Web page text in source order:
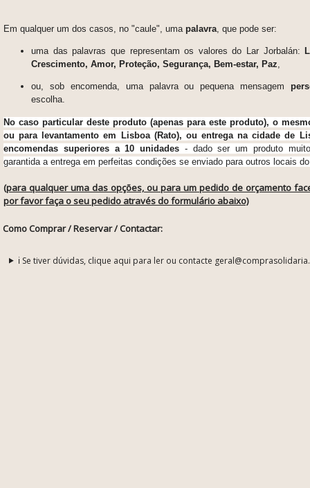
Em qualquer um dos casos, no "caule", uma palavra , que pode ser:
uma das palavras que representam os valores do Lar Jorbalán:
Crescimento, Amor, Proteção, Segurança, Bem-estar, Paz
ou, sob encomenda, uma palavra ou pequena mensagem
escolha.
No caso particular deste produto (apenas para este produto), o
ou para levantamento em Lisboa (Rato), ou entrega na cidade de
encomendas superiores a 10 unidades - dado ser um produto
garantida a entrega em perfeitas condições se enviado para outros locais
(para qualquer uma das opções, ou para um pedido de orçamento
por favor faça o seu pedido através do formulário abaixo)
Como Comprar / Reservar / Contactar:
ℹ️ Se tiver dúvidas, clique aqui para ler ou contacte